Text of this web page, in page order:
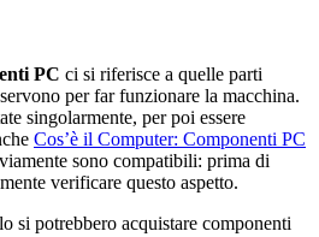
PC ci si riferisce a quelle parti
per far funzionare la macchina.
singolarmente, per poi essere
Cos’è il Computer: Componenti PC
sono compatibili: prima di
verificare questo aspetto.
si potrebbero acquistare componenti